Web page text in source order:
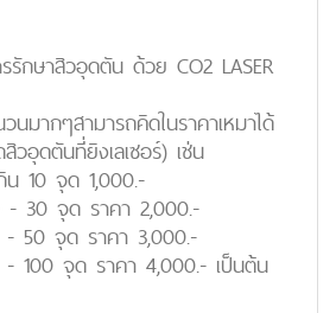
รักษาสิวอุดตัน ด้วย CO2 LASER
มากๆสามารถคิดในราคาเหมาได้
วอุดตันที่ยิงเลเซอร์) เช่น
10 จุด 1,000.-
จุด ราคา 2,000.-
จุด ราคา 3,000.-
จุด ราคา 4,000.- เป็นต้น